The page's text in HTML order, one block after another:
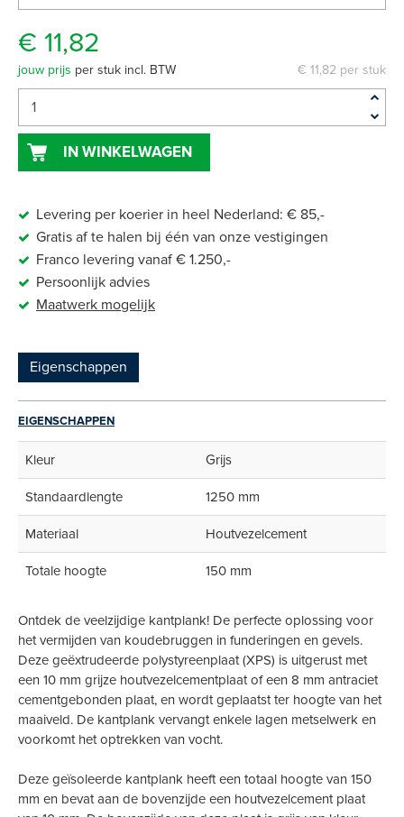
€ 11,82
jouw prijs per stuk incl. BTW € 11,82 per stuk
IN WINKELWAGEN
Levering per koerier in heel Nederland: € 85,-
Gratis af te halen bij één van onze vestigingen
Franco levering vanaf € 1.250,-
Persoonlijk advies
Maatwerk mogelijk
Eigenschappen
EIGENSCHAPPEN
Kleur Grijs
Standaardlengte 1250 mm
Materiaal Houtvezelcement
Totale hoogte 150 mm
Ontdek de veelzijdige kantplank! De perfecte oplossing voor
het vermijden van koudebruggen in funderingen en gevels.
Deze geëxtrudeerde polystyreenplaat (XPS) is uitgerust met
een 10 mm grijze houtvezelcementplaat of een 8 mm antraciet
cementgebonden plaat, en wordt geplaatst ter hoogte van het
maaiveld. De kantplank vervangt enkele lagen metselwerk en
voorkomt het optrekken van vocht.
Deze geïsoleerde kantplank heeft een totaal hoogte van 150
mm en bevat aan de bovenzijde een houtvezelcement plaat